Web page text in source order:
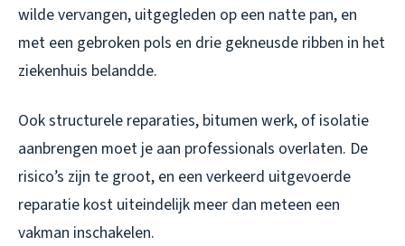
wilde vervangen, uitgegleden op een natte pan, en
met een gebroken pols en drie gekneusde ribben in het
ziekenhuis belandde.
Ook structurele reparaties, bitumen werk, of isolatie
aanbrengen moet je aan professionals overlaten. De
risico’s zijn te groot, en een verkeerd uitgevoerde
reparatie kost uiteindelijk meer dan meteen een
vakman inschakelen.